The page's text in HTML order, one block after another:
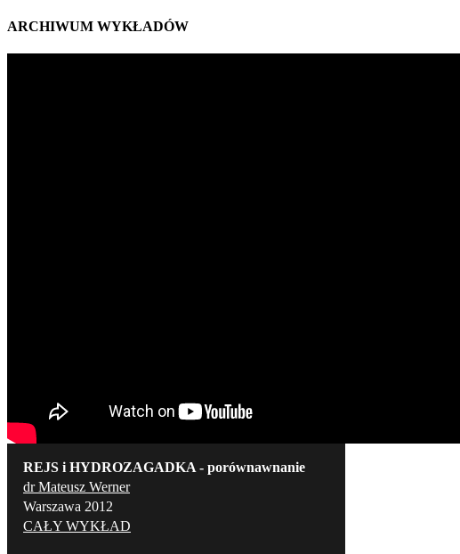
ARCHIWUM WYKŁADÓW
REJS i HYDROZAGADKA - porównawnanie
dr Mateusz Werner
Warszawa 2012
CAŁY WYKŁAD